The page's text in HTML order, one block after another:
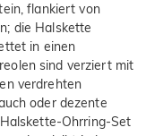
flankiert von
die Halskette
in einen
sind verziert mit
verdrehten
oder dezente
Ohrring-Set